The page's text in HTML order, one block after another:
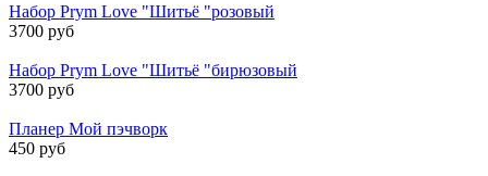
Набор Prym Love "Шитьё "розовый
3700 руб
Набор Prym Love "Шитьё "бирюзовый
3700 руб
Планер Мой пэчворк
450 руб